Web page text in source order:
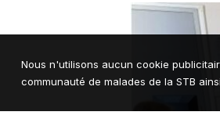
Nous n'utilisons aucun cookie
communauté de malades de la STB